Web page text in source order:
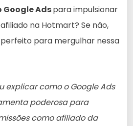
Google Adspara impulsionar
na Hotmart? Se não,
para mergulhar nessa
explicar como o Google Ads
poderosa para
como afiliado da